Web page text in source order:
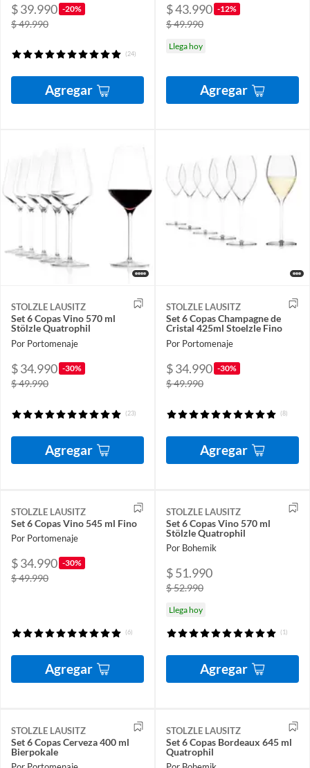
$ 39.990 -20%
$ 49.990
(24)
Agregar
$ 43.990 -12%
$ 49.990
Llega hoy
Agregar
STOLZLE LAUSITZ
Set 6 Copas Vino 570 ml
Stölzle Quatrophil
Por Portomenaje
$ 34.990 -30%
$ 49.990
(23)
Agregar
STOLZLE LAUSITZ
Set 6 Copas Champagne de
Cristal 425ml Stoelzle Fino
Por Portomenaje
$ 34.990 -30%
$ 49.990
(8)
Agregar
STOLZLE LAUSITZ
Set 6 Copas Vino 545 ml Fino
Por Portomenaje
$ 34.990 -30%
$ 49.990
(6)
Agregar
STOLZLE LAUSITZ
Set 6 Copas Vino 570 ml
Stölzle Quatrophil
Por Bohemik
$ 51.990
$ 52.990
Llega hoy
(1)
Agregar
STOLZLE LAUSITZ
Set 6 Copas Cerveza 400 ml
Bierpokale
STOLZLE LAUSITZ
Set 6 Copas Bordeaux 645 ml
Quatrophil